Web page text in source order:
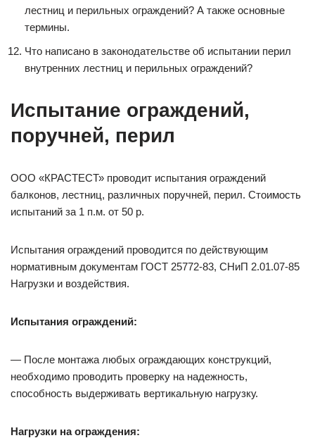
лестниц и перильных ограждений? А также основные
термины.
Что написано в законодательстве об испытании перил
внутренних лестниц и перильных ограждений?
Испытание ограждений,
поручней, перил
ООО «КРАСТЕСТ» проводит испытания ограждений
балконов, лестниц, различных поручней, перил. Стоимость
испытаний за 1 п.м. от 50 р.
Испытания ограждений проводится по действующим
нормативным документам ГОСТ 25772-83, СНиП 2.01.07-85
Нагрузки и воздействия.
Испытания ограждений:
— После монтажа любых ограждающих конструкций,
необходимо проводить проверку на надежность,
способность выдерживать вертикальную нагрузку.
Нагрузки на ограждения: